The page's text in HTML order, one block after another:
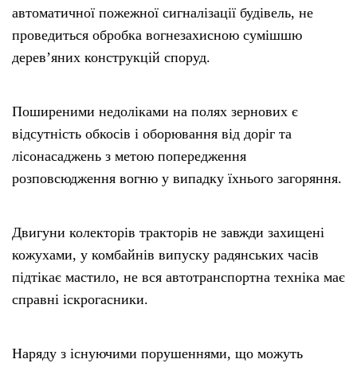
автоматичної пожежної сигналізації будівель, не
проведиться обробка вогнезахисною сумішшю
дерев’яних конструкцій споруд.
Поширеними недоліками на полях зернових є
відсутність обкосів і оборювання від доріг та
лісонасаджень з метою попередження
розповсюдження вогню у випадку їхнього загоряння.
Двигуни колекторів тракторів не завжди захищені
кожухами, у комбайнів випуску радянських часів
підтікає мастило, не вся автотранспортна техніка має
справні іскрогасники.
Наряду з існуючими порушеннями, що можуть